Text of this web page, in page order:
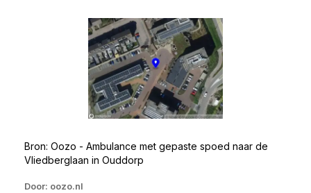
Bron: Oozo - Ambulance met gepaste spoed naar de
Vliedberglaan in Ouddorp
Door: oozo.nl